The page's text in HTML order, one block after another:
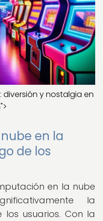
y nostalgia en
en la
de los
en la nube
la
usuarios. Con la